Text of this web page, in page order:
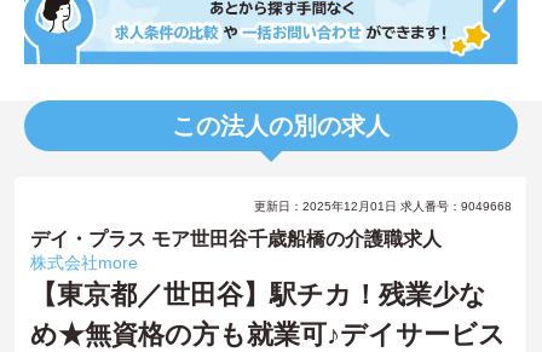
この法人の別の求人
更新日：2025年12月01日 求人番号：9049668
デイ・プラス モア世田谷千歳船橋の介護職求人
株式会社more
【東京都／世田谷】駅チカ！残業少な
め★無資格の方も就業可♪デイサービス